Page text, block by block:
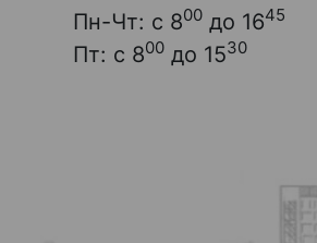
Пн-Чт: с 800 до 1645
Пт: с 800 до 1530